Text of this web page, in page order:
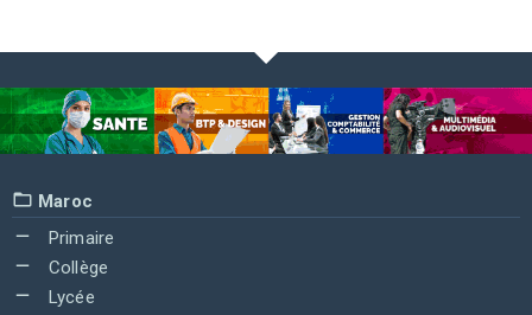
Maroc
Primaire
Collège
Lycée